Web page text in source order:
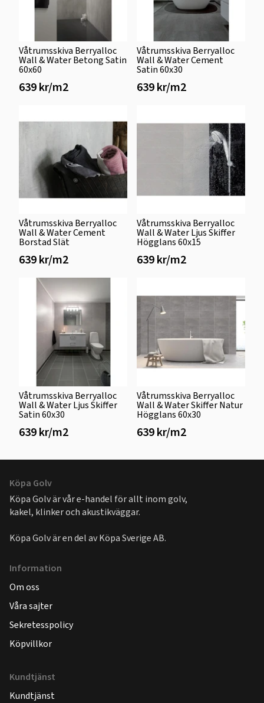
Våtrumsskiva Berryalloc
Wall & Water Betong Satin
60x60
639 kr/m2
Våtrumsskiva Berryalloc
Wall & Water Cement
Satin 60x30
639 kr/m2
Våtrumsskiva Berryalloc
Wall & Water Cement
Borstad Slät
639 kr/m2
Våtrumsskiva Berryalloc
Wall & Water Ljus Skiffer
Högglans 60x15
639 kr/m2
Våtrumsskiva Berryalloc
Wall & Water Ljus Skiffer
Satin 60x30
639 kr/m2
Våtrumsskiva Berryalloc
Wall & Water Skiffer Natur
Högglans 60x30
639 kr/m2
Köpa Golv
Köpa Golv är vår e-handel för allt inom golv,
kakel, klinker och akustikväggar.
Köpa Golv är en del avKöpa Sverige AB.
Information
Om oss
Våra sajter
Sekretesspolicy
Köpvillkor
Kundtjänst
Kundtjänst